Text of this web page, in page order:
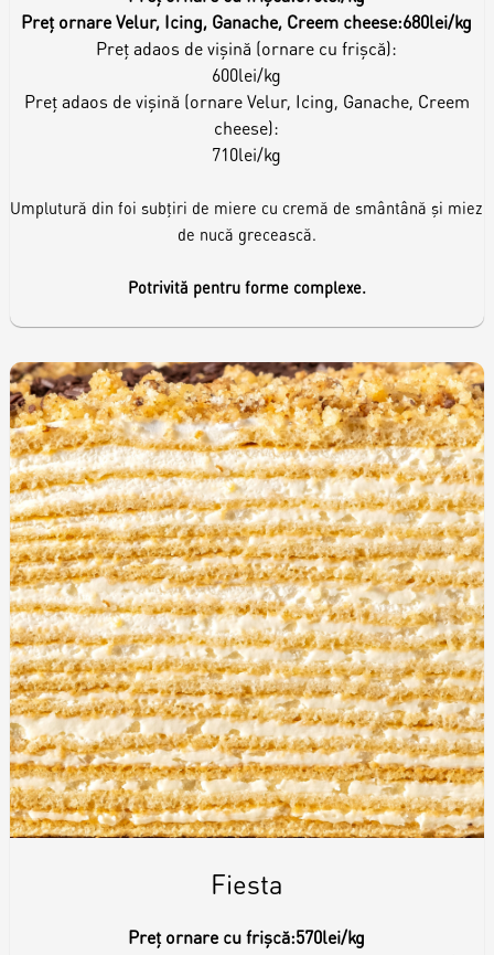
Preț ornare Velur, Icing, Ganache, Creem cheese:680lei/kg
Preț adaos de vișină (ornare cu frișcă):
600lei/kg
Preț adaos de vișină (ornare Velur, Icing, Ganache, Creem
cheese):
710lei/kg
Umplutură din foi subțiri de miere cu cremă de smântână și miez
de nucă grecească.
Potrivită pentru forme complexe.
Fiesta
Preț ornare cu frișcă:570lei/kg